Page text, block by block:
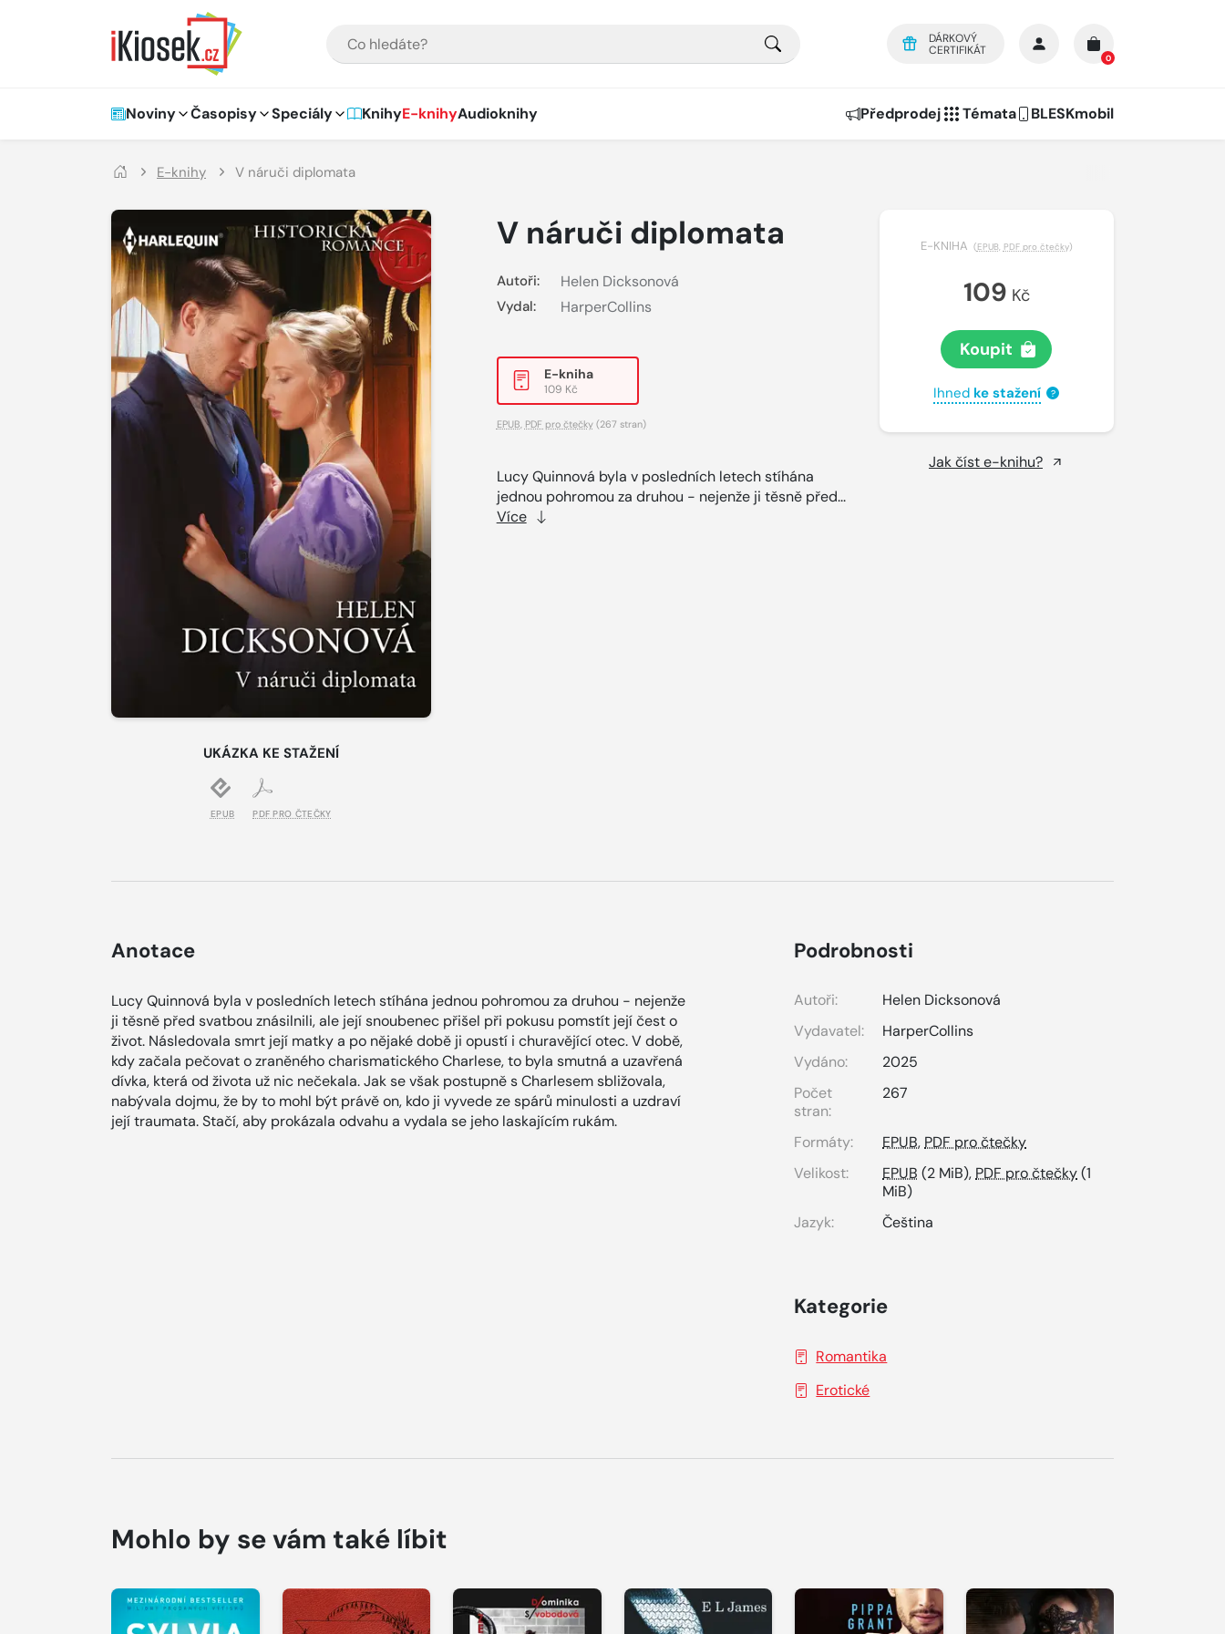
DÁRKOVÝ
CERTIFIKÁT
0
Hlavní navigace
Noviny Časopisy Speciály KnihyE-knihyAudioknihy Předprodej Témata BLESKmobil
E-knihy V náruči diplomata
UKÁZKA KE STAŽENÍ
EPUB PDF PRO ČTEČKY
V náruči diplomata
Autoři: Helen Dicksonová
Vydal: HarperCollins
E-kniha
109 Kč
EPUB PDF pro čtečky(267 stran)
Lucy Quinnová byla v posledních letech stíhána
jednou pohromou za druhou - nejenže ji těsně před...
Více
E-KNIHA (EPUB, PDF pro čtečky)
109 Kč
Koupit
Ihned ke stažení ?
Jak číst e-knihu?
Anotace
Lucy Quinnová byla v posledních letech stíhána jednou pohromou za druhou - nejenže
ji těsně před svatbou znásilnili, ale její snoubenec přišel při pokusu pomstít její čest o
život. Následovala smrt její matky a po nějaké době ji opustí i churavějící otec. V době,
kdy začala pečovat o zraněného charismatického Charlese, to byla smutná a uzavřená
dívka, která od života už nic nečekala. Jak se však postupně s Charlesem sbližovala,
nabývala dojmu, že by to mohl být právě on, kdo ji vyvede ze spárů minulosti a uzdraví
její traumata. Stačí, aby prokázala odvahu a vydala se jeho laskajícím rukám.
Podrobnosti
Autoři:
Helen Dicksonová
Vydavatel:
HarperCollins
Vydáno:
2025
Počet
stran:
267
Formáty: EPUB, PDF pro čtečky
Velikost:
EPUB (2 MiB), PDF pro čtečky(1
MiB)
Jazyk:
Čeština
Kategorie
Romantika
Erotické
Mohlo by se vám také líbit